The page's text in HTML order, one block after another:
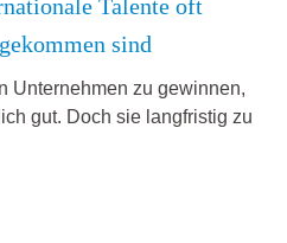
Talente oft
sind
Unternehmen zu gewinnen,
gut. Doch sie langfristig zu